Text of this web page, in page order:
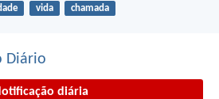
vida chamada
Diário
diária